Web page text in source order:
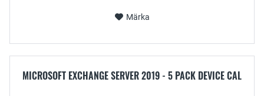
Märka
MICROSOFT EXCHANGE SERVER 2019 - 5 PACK DEVICE CAL